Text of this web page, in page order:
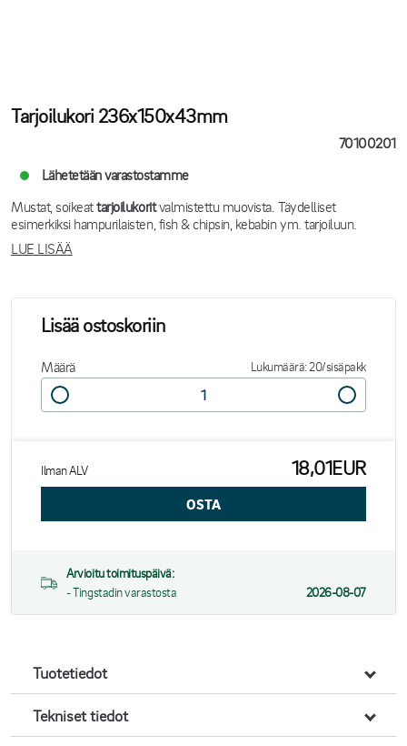
Tarjoilukori 236x150x43mm
70100201
Lähetetään varastostamme
Mustat, soikeattarjoilukoritvalmistettu muovista. Täydelliset
esimerkiksi hampurilaisten, fish & chipsin, kebabin ym. tarjoiluun.
LUE LISÄÄ
Lisää ostoskoriin
Määrä Lukumäärä: 20/sisäpakk
Ilman ALV 18,01EUR
Arvioitu toimituspäivä:
- Tingstadin varastosta
2026-08-07
Tuotetiedot
Tekniset tiedot